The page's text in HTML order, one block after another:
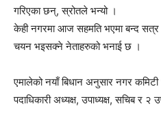
गरिएका छन्, स्रोतले भन्यो ।
केही नगरमा आज सहमति भएमा बन्द सत्र
चयन भइसक्ने नेताहरुको भनाई छ ।
एमालेको नयाँ बिधान अनुसार नगर
पदाधिकारी अध्यक्ष, उपाध्यक्ष, सचिब र